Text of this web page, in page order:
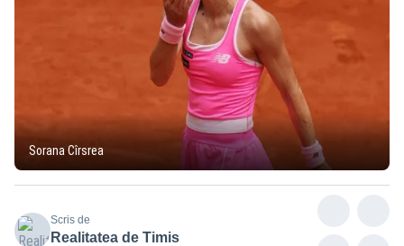
Sorana Cîrsrea
Scris de
Realitatea de Timis